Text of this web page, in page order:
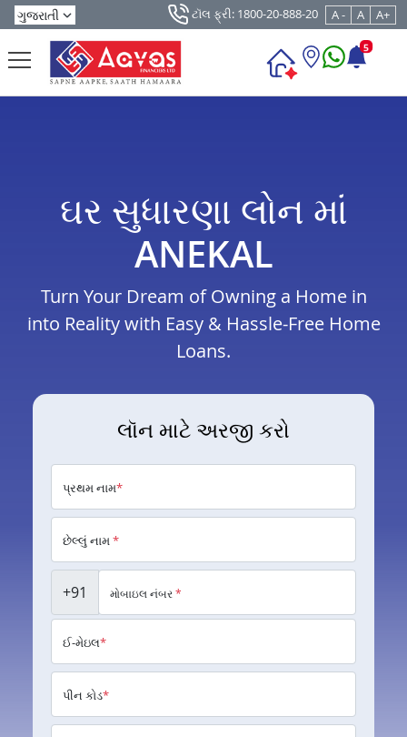
ટૉલ ફ્રી: 1800-20-888-20 A - A A+
5
ઘર સુધારણા લોન માં
ANEKAL
Turn Your Dream of Owning a Home in
into Reality with Easy & Hassle-Free Home
Loans.
લૉન માટે અરજી કરો
પ્રથમ નામ*
છેલ્લું નામ*
+91 મોબાઇલ નંબર*
ઈ-મેઇલ*
પીન કોડ*